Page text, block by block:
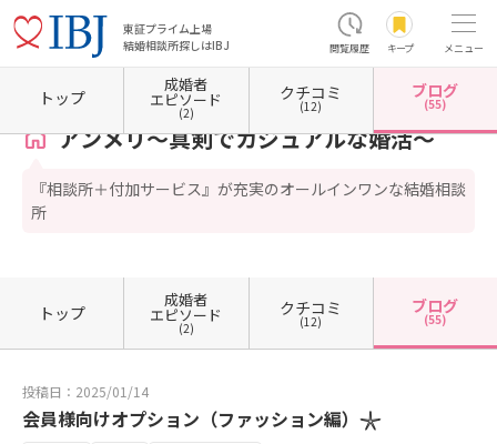
東証プライム上場
結婚相談所探しはIBJ
閲覧履歴 キープ メニュー
ホーム 佐賀県の結婚相談所 佐賀県佐賀市 アンメリ～真剣でカジュアルな婚活～
アンメリ～真剣でカジュアルな婚活～
『相談所＋付加サービス』が充実のオールインワンな結婚相談
所
トップ
成婚者
エピソード
(2)
クチコミ
(12)
ブログ
(55)
トップ
成婚者
エピソード
(2)
クチコミ
(12)
ブログ
(55)
投稿日：2025/01/14
会員様向けオプション（ファッション編）𓇼